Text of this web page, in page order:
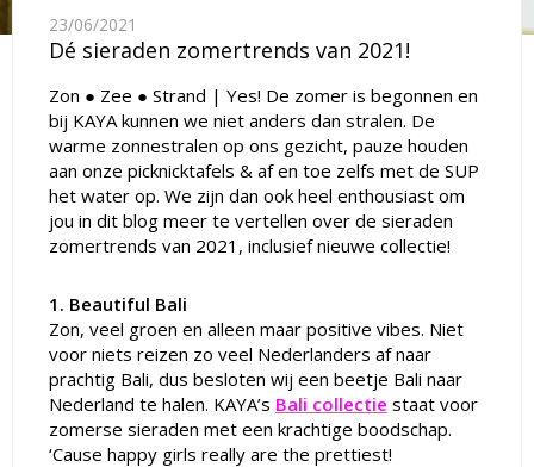
23/06/2021
Dé sieraden zomertrends van 2021!
Zon ● Zee ● Strand | Yes! De zomer is begonnen en
bij KAYA kunnen we niet anders dan stralen. De
warme zonnestralen op ons gezicht, pauze houden
aan onze picknicktafels & af en toe zelfs met de SUP
het water op. We zijn dan ook heel enthousiast om
jou in dit blog meer te vertellen over de sieraden
zomertrends van 2021, inclusief nieuwe collectie!
1. Beautiful Bali
Zon, veel groen en alleen maar positive vibes. Niet
voor niets reizen zo veel Nederlanders af naar
prachtig Bali, dus besloten wij een beetje Bali naar
Nederland te halen. KAYA’s Bali collectie staat voor
zomerse sieraden met een krachtige boodschap.
‘Cause happy girls really are the prettiest!